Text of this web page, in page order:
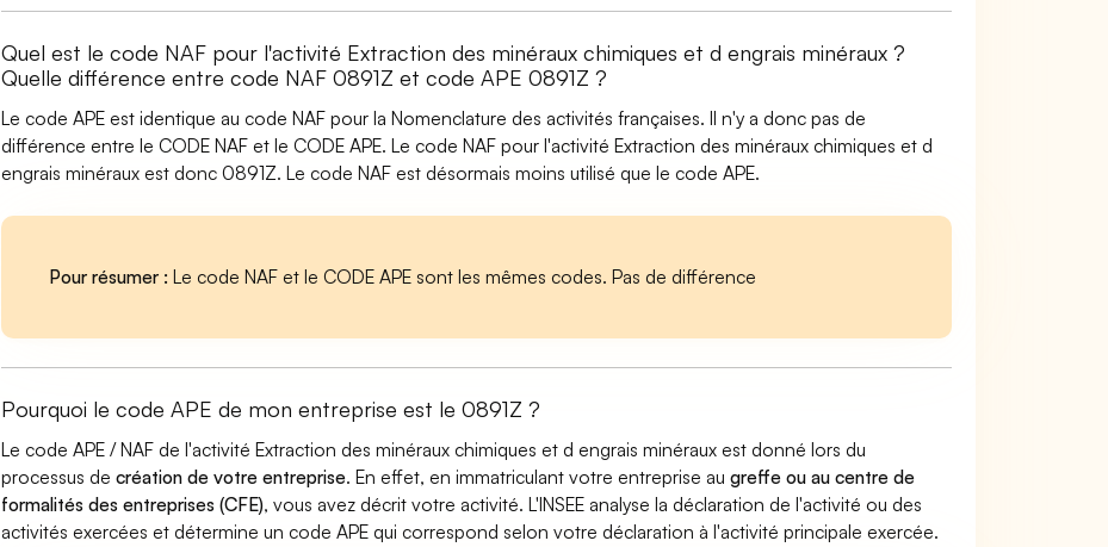
Quel est le code NAF pour l'activité Extraction des minéraux chimiques et d engrais minéraux ?
Quelle différence entre code NAF 0891Z et code APE 0891Z ?
Le code APE est identique au code NAF pour la Nomenclature des activités françaises. Il n'y a donc pas de
différence entre le CODE NAF et le CODE APE. Le code NAF pour l'activité Extraction des minéraux chimiques et d
engrais minéraux est donc 0891Z. Le code NAF est désormais moins utilisé que le code APE.
Pour résumer : Le code NAF et le CODE APE sont les mêmes codes. Pas de différence
Pourquoi le code APE de mon entreprise est le 0891Z ?
Le code APE / NAF de l'activité Extraction des minéraux chimiques et d engrais minéraux est donné lors du
processus decréation de votre entreprise. En effet, en immatriculant votre entreprise augreffe ou au centre de
formalités des entreprises (CFE), vous avez décrit votre activité. L'INSEE analyse la déclaration de l'activité ou des
activités exercées et détermine un code APE qui correspond selon votre déclaration à l'activité principale exercée.